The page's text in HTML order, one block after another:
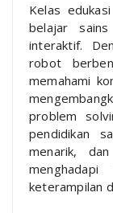
Kelas
belajar
interaktif.
robot
memahami
problem
pendidikan
menarik,
keterampilan